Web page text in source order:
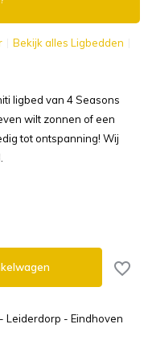
Bekijk alles Ligbedden
ligbed van 4 Seasons
wilt zonnen of een
tot ontspanning! Wij
Leiderdorp - Eindhoven